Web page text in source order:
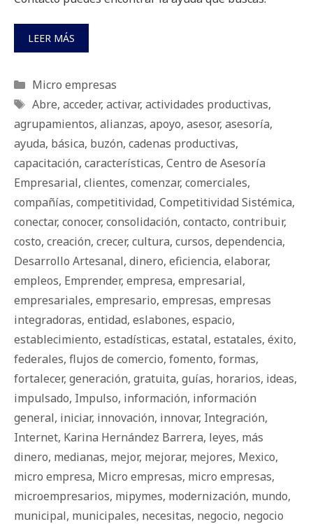
LEER MÁS
Categorías
Micro empresas
Etiquetas
Abre, acceder, activar, actividades productivas,
agrupamientos, alianzas, apoyo, asesor, asesoría,
ayuda, básica, buzón, cadenas productivas,
capacitación, características, Centro de Asesoría
Empresarial, clientes, comenzar, comerciales,
compañías, competitividad, Competitividad Sistémica,
conectar, conocer, consolidación, contacto, contribuir,
costo, creación, crecer, cultura, cursos, dependencia,
Desarrollo Artesanal, dinero, eficiencia, elaborar,
empleos, Emprender, empresa, empresarial,
empresariales, empresario, empresas, empresas
integradoras, entidad, eslabones, espacio,
establecimiento, estadísticas, estatal, estatales, éxito,
federales, flujos de comercio, fomento, formas,
fortalecer, generación, gratuita, guías, horarios, ideas,
impulsado, Impulso, información, información
general, iniciar, innovación, innovar, Integración,
Internet, Karina Hernández Barrera, leyes, más
dinero, medianas, mejor, mejorar, mejores, Mexico,
micro empresa, Micro empresas, micro empresas,
microempresarios, mipymes, modernización, mundo,
municipal, municipales, necesitas, negocio, negocio